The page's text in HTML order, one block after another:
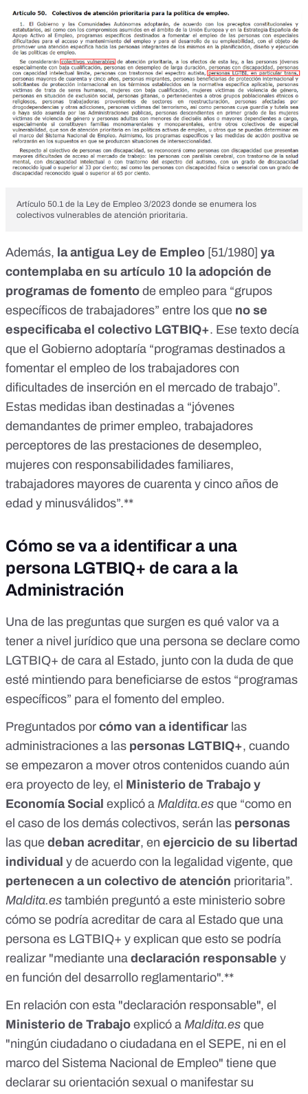
Artículo 50.1 de la Ley de Empleo 3/2023 donde se enumera los
colectivos vulnerables de atención prioritaria.
Además, la antigua Ley de Empleo [51/1980] ya
contemplaba en su artículo 10 la adopción de
programas de fomento de empleo para “grupos
específicos de trabajadores” entre los que no se
especificaba el colectivo LGTBIQ+. Ese texto decía
que el Gobierno adoptaría “programas destinados a
fomentar el empleo de los trabajadores con
dificultades de inserción en el mercado de trabajo”.
Estas medidas iban destinadas a “jóvenes
demandantes de primer empleo, trabajadores
perceptores de las prestaciones de desempleo,
mujeres con responsabilidades familiares,
trabajadores mayores de cuarenta y cinco años de
edad y minusválidos”.**
Cómo se va a identificar a una
persona LGTBIQ+ de cara a la
Administración
Una de las preguntas que surgen es qué valor va a
tener a nivel jurídico que una persona se declare como
LGTBIQ+ de cara al Estado, junto con la duda de que
esté mintiendo para beneficiarse de estos “programas
específicos” para el fomento del empleo.
Preguntados por cómo van a identificar las
administraciones a las personas LGTBIQ+, cuando
se empezaron a mover otros contenidos cuando aún
era proyecto de ley, el Ministerio de Trabajo y
Economía Social explicó a Maldita.es que “como en
el caso de los demás colectivos, serán las personas
las que deban acreditar, en ejercicio de su libertad
individual y de acuerdo con la legalidad vigente, que
pertenecen a un colectivo de atención prioritaria”.
Maldita.es también preguntó a este ministerio sobre
cómo se podría acreditar de cara al Estado que una
persona es LGTBIQ+ y explican que esto se podría
realizar "mediante una declaración responsable y
en función del desarrollo reglamentario".**
En relación con esta "declaración responsable", el
Ministerio de Trabajo explicó a Maldita.es que
"ningún ciudadano o ciudadana en el SEPE, ni en el
marco del Sistema Nacional de Empleo" tiene que
declarar su orientación sexual o manifestar su